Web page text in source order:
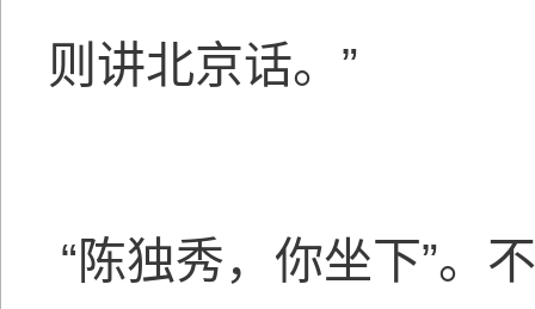
则讲北京话。”
“陈独秀，你坐下”。